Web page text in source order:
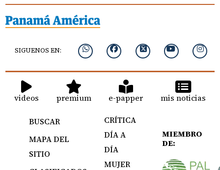
SIGUENOS EN:
videos premium e-papper mis noticias
BUSCAR
MAPA DEL
SITIO
CRÍTICA
DÍA A
DÍA
MUJER
MIEMBRO
DE: